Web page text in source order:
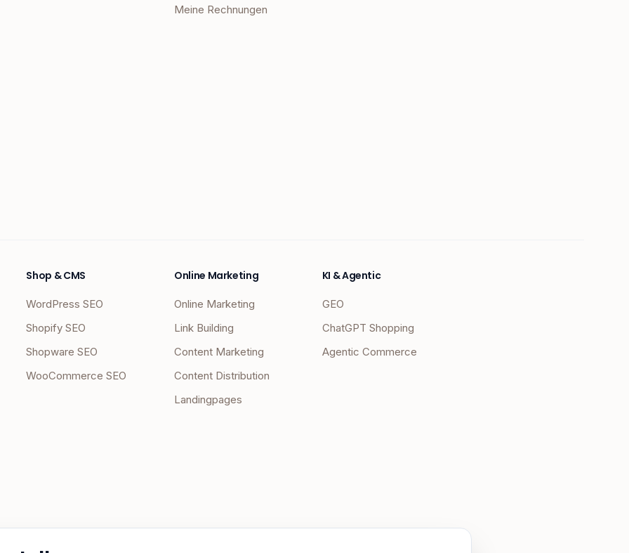
Meine Rechnungen
Shop & CMS
WordPress SEO
Shopify SEO
Shopware SEO
WooCommerce SEO
Online Marketing
Online Marketing
Link Building
Content Marketing
Content Distribution
Landingpages
KI & Agentic
GEO
ChatGPT Shopping
Agentic Commerce